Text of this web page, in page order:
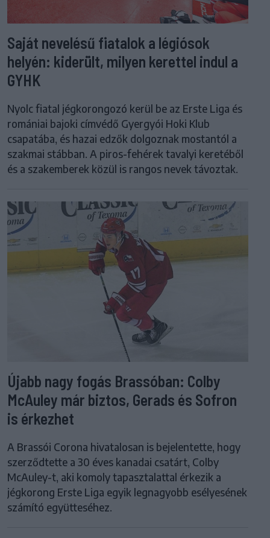
Saját nevelésű fiatalok a légiósok
helyén: kiderült, milyen kerettel indul a
GYHK
Nyolc fiatal jégkorongozó kerül be az Erste Liga és
romániai bajoki címvédő Gyergyói Hoki Klub
csapatába, és hazai edzők dolgoznak mostantól a
szakmai stábban. A piros-fehérek tavalyi keretéből
és a szakemberek közül is rangos nevek távoztak.
Újabb nagy fogás Brassóban: Colby
McAuley már biztos, Gerads és Sofron
is érkezhet
A Brassói Corona hivatalosan is bejelentette, hogy
szerződtette a 30 éves kanadai csatárt, Colby
McAuley-t, aki komoly tapasztalattal érkezik a
jégkorong Erste Liga egyik legnagyobb esélyesének
számító együtteséhez.